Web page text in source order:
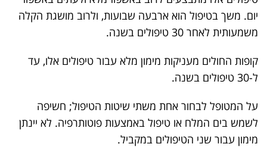
יום. משך בטיפול הוא ארבעה שבועות, ולרוב מושגת הקלה
משמעותית לאחר 30 טיפולים בשנה.
קופות החולים מעניקות מימון מלא עבור טיפולים אלו, עד
ל-30 טיפולים בשנה.
על המטופל לבחור אחת משתי שיטות הטיפול; חשיפה
לשמש בים המלח או טיפול באמצעות פוטותרפיה. לא יינתן
מימון עבור שני הטיפולים במקביל.